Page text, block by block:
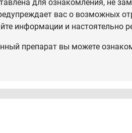
для ознакомления, не
вас о возможных
информации и
препарат вы можете